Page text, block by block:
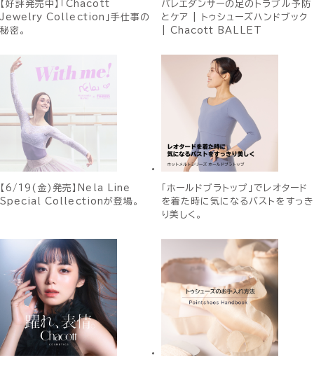
【好評発売中】「Chacott
Jewelry Collection」手仕事の
秘密。
バレエダンサーの足のトラブル予防
とケア | トゥシューズハンドブック
| Chacott BALLET
【6/19(金)発売】Nela Line
Special Collectionが登場。
「ホールドブラトップ」でレオタード
を着た時に気になるバストをすっき
り美しく。